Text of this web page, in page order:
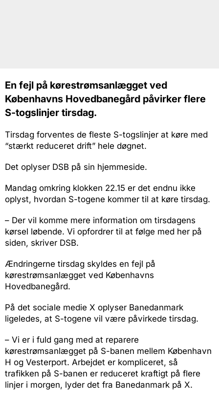
En fejl på kørestrømsanlægget ved
Københavns Hovedbanegård påvirker flere
S-togslinjer tirsdag.
Tirsdag forventes de fleste S-togslinjer at køre med
“stærkt reduceret drift” hele døgnet.
Det oplyser DSB på sin hjemmeside.
Mandag omkring klokken 22.15 er det endnu ikke
oplyst, hvordan S-togene kommer til at køre tirsdag.
– Der vil komme mere information om tirsdagens
kørsel løbende. Vi opfordrer til at følge med her på
siden, skriver DSB.
Ændringerne tirsdag skyldes en fejl på
kørestrømsanlægget ved Københavns
Hovedbanegård.
På det sociale medie X oplyser Banedanmark
ligeledes, at S-togene vil være påvirkede tirsdag.
– Vi er i fuld gang med at reparere
kørestrømsanlægget på S-banen mellem København
H og Vesterport. Arbejdet er kompliceret, så
trafikken på S-banen er reduceret kraftigt på flere
linjer i morgen, lyder det fra Banedanmark på X.